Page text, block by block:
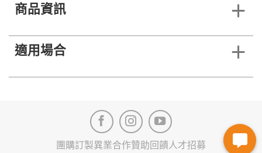
商品資訊
適用場合
團購訂製異業合作贊助回饋人才招募